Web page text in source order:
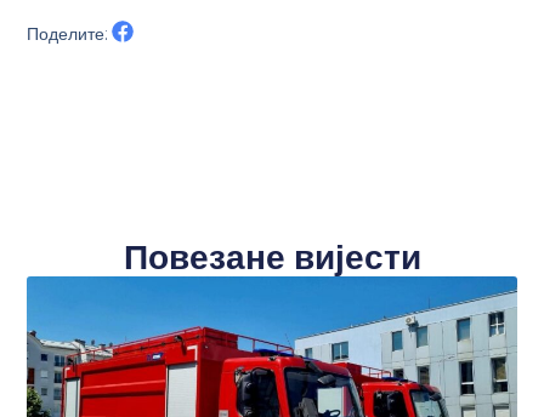
Поделите:
Повезане вијести